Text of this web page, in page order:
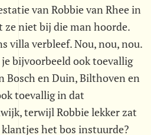
van Robbie van Rhee in
ze niet bij die man hoorde.
villa verbleef. Nou, nou, nou.
bijvoorbeeld ook toevallig
Bosch en Duin, Bilthoven en
toevallig in dat
terwijl Robbie lekker zat
het bos instuurde?